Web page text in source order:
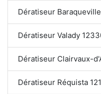
Dératiseur
Dératiseur Valady
Dératiseur Clairvaux-
Dératiseur Réquista